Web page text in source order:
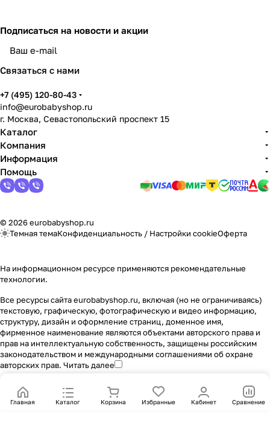
Подписаться на новости и акции
Связаться с нами
+7 (495) 120-80-43
info@eurobabyshop.ru
г. Москва, Севастопольский проспект 15
Каталог
Компания
Информация
Помощь
© 2026 eurobabyshop.ru
Темная темаКонфиденциальность / Настройки cookieОферта
На информационном ресурсе применяются рекомендательные
технологии.
Все ресурсы сайта eurobabyshop.ru, включая (но не ограничиваясь)
текстовую, графическую, фотографическую и видео информацию,
структуру, дизайн и оформление страниц, доменное имя,
фирменное наименование являются объектами авторского права и
прав на интеллектуальную собственность, защищены российским
законодательством и международными соглашениями об охране
авторских прав. Читать далее
Главная Каталог Корзина Избранные Кабинет Сравнение